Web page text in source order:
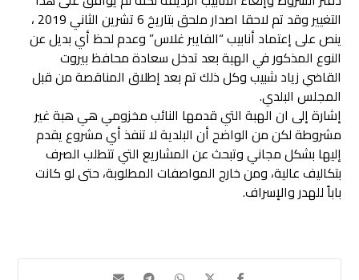
التغيير وقد تم لاحقا اصدار ملحق بتاريخ 6 تشرين الثاني 2019 ،
ينص على إعتماد أنابيب “الفايبر غلاس” وعدم لحظ أي بديل عن
النوع المذكور في الهبة بعد تدخل سعادة محافظ بيروت
القاضي زياد شبيب وكل ذلك تم بعد إطلاق المناقصة من قبل
المجلس البلدي.
إشارة إلى ان الهبة التي قدمها النائب مخزومي هي هبة غير
مشروطة لكن من الواضح أن البلدية لا تنفذ أي مشروع يقدم
إليها بشكل مجاني وتبحث عن المشاريع التي تتطلب الصرف
بتكاليف عالية، ومن خارج المواصفات المطلوبة، حتى لو كانت
باباً للهدر والإسراف.